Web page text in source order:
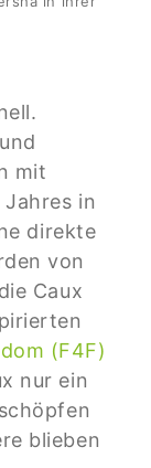
mit
in
direkte
von
Caux
(F4F)
nur ein
blieben